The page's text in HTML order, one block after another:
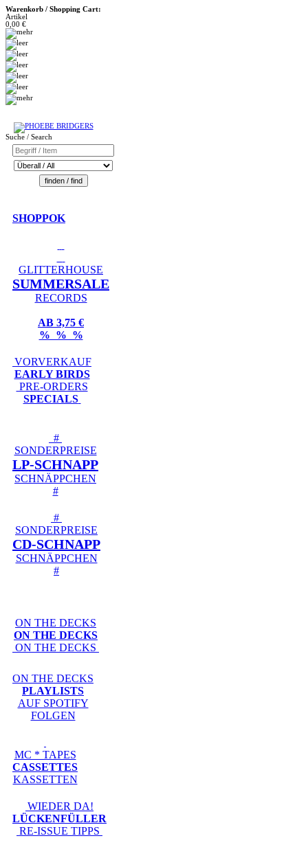
Warenkorb / Shopping Cart:
Artikel
0,00 €
Suche / Search
SHOPPOK
GLITTERHOUSE
SUMMERSALE
RECORDS
AB 3,75 €
% % %
VORVERKAUF
EARLY BIRDS
PRE-ORDERS
SPECIALS
#
SONDERPREISE
LP-SCHNAPP
SCHNÄPPCHEN
#
#
SONDERPREISE
CD-SCHNAPP
SCHNÄPPCHEN
#
ON THE DECKS
ON THE DECKS
ON THE DECKS
ON THE DECKS
PLAYLISTS
AUF SPOTIFY
FOLGEN
MC * TAPES
CASSETTES
KASSETTEN
WIEDER DA!
LÜCKENFÜLLER
RE-ISSUE TIPPS